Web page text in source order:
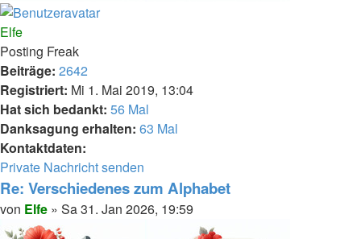
Nach
oben
Elfe
Posting Freak
Beiträge: 2642
Registriert: Mi 1. Mai 2019, 13:04
Hat sich bedankt: 56 Mal
Danksagung erhalten: 63 Mal
Kontaktdaten:
Kontaktdaten
von
Elfe
Private Nachricht senden
Re: Verschiedenes zum Alphabet
Melden
Zitieren
Beitrag
von Elfe » Sa 31. Jan 2026, 19:59